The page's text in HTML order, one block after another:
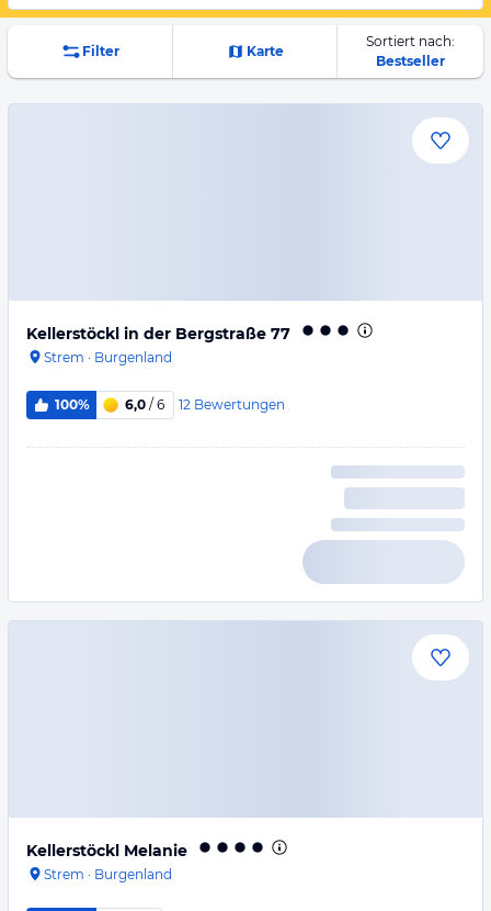
Filter Karte
Sortiert nach:
Bestseller
Kellerstöckl in der Bergstraße 77
Strem · Burgenland
100% 6,0 / 6 12 Bewertungen
Kellerstöckl Melanie
Strem · Burgenland